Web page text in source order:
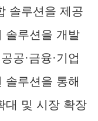
솔루션을 제공
솔루션을 개발
공·금융·기업
솔루션을 통해
대 및 시장 확장